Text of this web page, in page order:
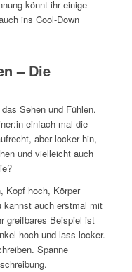
könnt ihr einige
ins Cool-Down
– Die
Sehen und Fühlen.
einfach mal die
aber locker hin,
und vielleicht auch
Kopf hoch, Körper
kannst auch erstmal mit
greifbares Beispiel ist
hoch und lass locker.
Spanne